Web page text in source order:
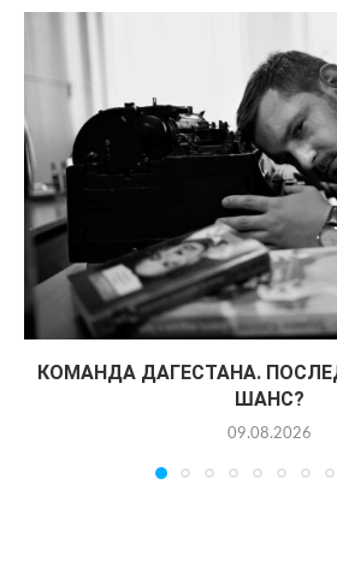
КОМАНДА ДАГЕСТАНА.
ШАНС?
09.08.2026